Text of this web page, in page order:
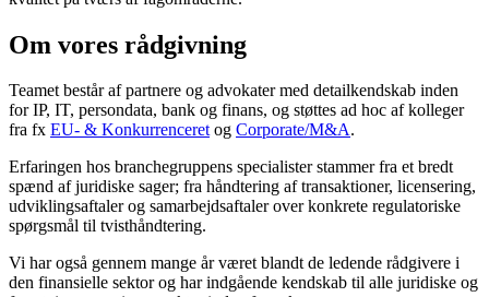
Om vores rådgivning
Teamet består af partnere og advokater med detailkendskab inden
for IP, IT, persondata, bank og finans, og støttes ad hoc af kolleger
fra fx EU- & Konkurrenceretog Corporate/M&A.
Erfaringen hos branchegruppens specialister stammer fra et bredt
spænd af juridiske sager; fra håndtering af transaktioner, licensering,
udviklingsaftaler og samarbejdsaftaler over konkrete regulatoriske
spørgsmål til tvisthåndtering.
Vi har også gennem mange år været blandt de ledende rådgivere i
den finansielle sektor og har indgående kendskab til alle juridiske og